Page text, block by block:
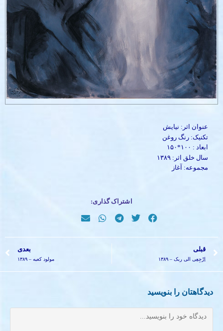
عنوان اثر: نیایش
تکنیک: رنگ روغن
ابعاد : ۱۰۰*۱۵۰
سال خلق اثر: ۱۳۸۹
مجموعه: آغاز
اشتراک گذاری:
قبلی
اِرْجِعِی الی ربک – ۱۳۸۹
بعدی
مولود کعبه – ۱۳۸۹
دیدگاهتان را بنویسید